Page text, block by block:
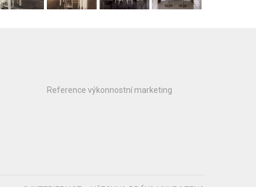
Reference výkonnostní marketing